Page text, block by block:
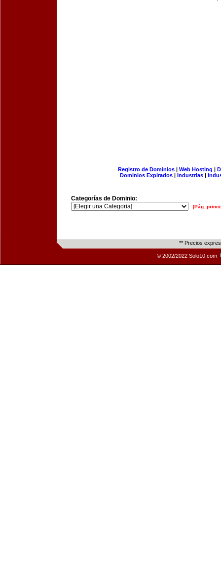
Registro de Dominios| Web Hosting |
Dominios Expirados | Industrias |
Categorías de Dominio:
[Pág.
** Precios
© 2002/2022 Solo10.com